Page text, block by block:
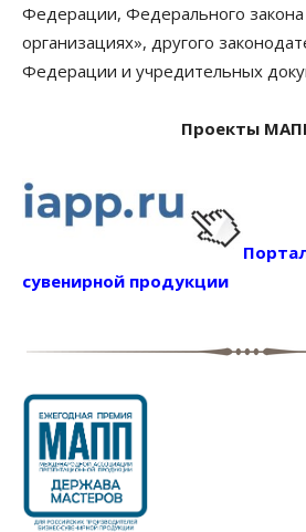
Федерации, Федерального
организациях», другого
Федерации и учредительных
Проекты
сувенирной продукции